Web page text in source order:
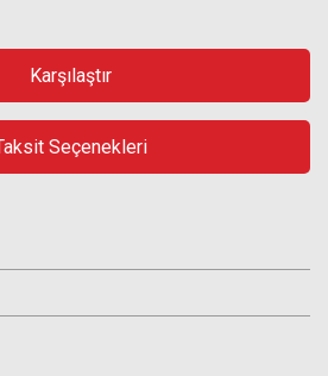
Karşılaştır
Seçenekleri